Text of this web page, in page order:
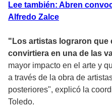
Lee también: Abren
Alfredo Zalce
"Los artistas lograron que
convirtiera en una de las
mayor impacto en el arte y
a través de la obra de
posteriores", explicó la
Toledo.